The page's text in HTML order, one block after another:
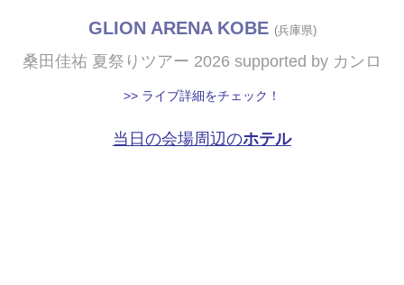
GLION ARENA KOBE (兵庫県)
桑田佳祐 夏祭りツアー 2026 supported by カンロ
>> ライブ詳細をチェック！
当日の会場周辺のホテル